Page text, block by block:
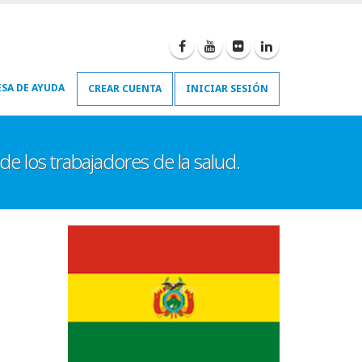
DE AYUDA CREAR CUENTA INICIAR SESIÓN
los trabajadores de la salud.